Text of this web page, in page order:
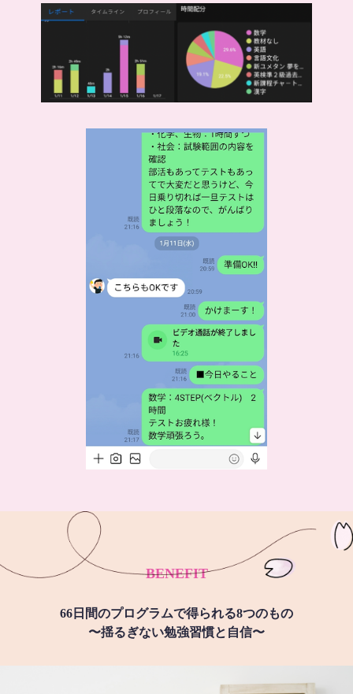
BENEFIT
66日間のプログラムで得られる8つのもの
〜揺るぎない勉強習慣と自信〜